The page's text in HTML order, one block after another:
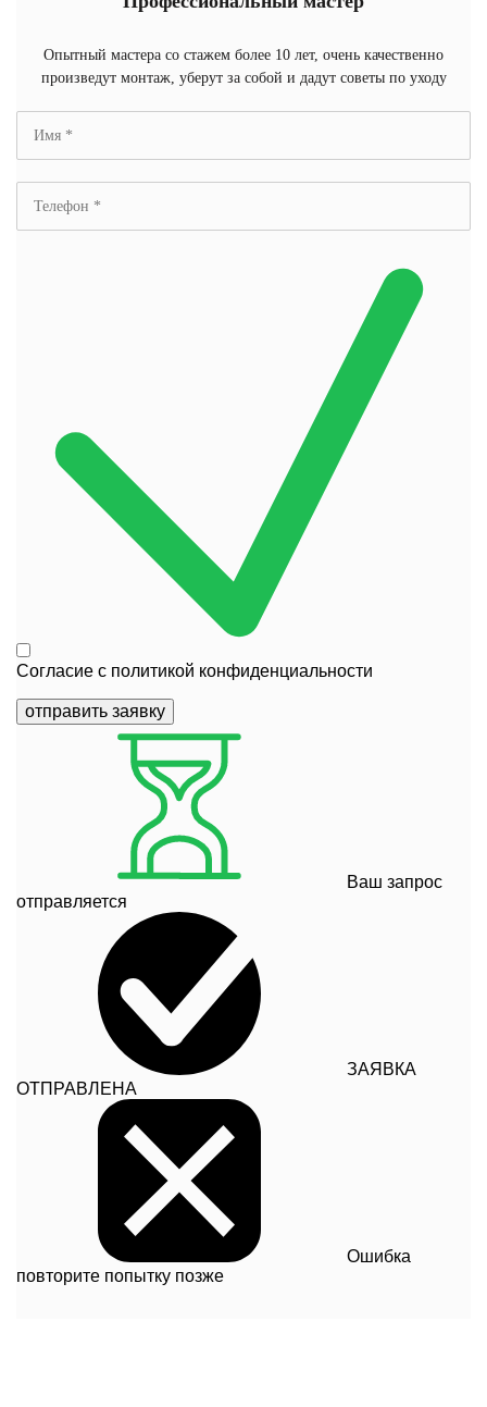
Опытный мастера со стажем более 10 лет, очень качественно
произведут монтаж, уберут за собой и дадут советы по уходу
Согласие с политикой конфиденциальности
отправить заявку
Ваш запрос
отправляется
ЗАЯВКА
ОТПРАВЛЕНА
Ошибка
повторите попытку позже